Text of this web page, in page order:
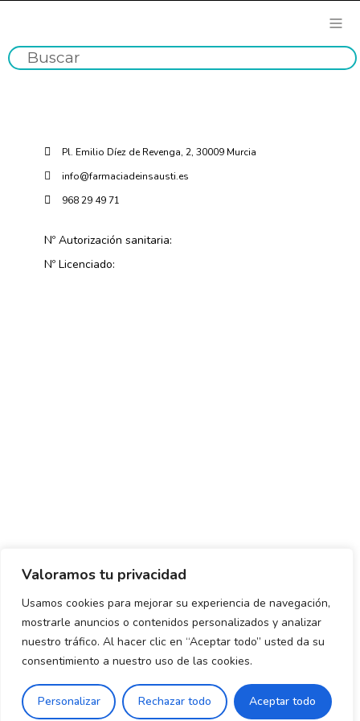
Valoramos tu privacidad
Usamos cookies para mejorar su experiencia de navegación,
mostrarle anuncios o contenidos personalizados y analizar
nuestro tráfico. Al hacer clic en “Aceptar todo” usted da su
consentimiento a nuestro uso de las cookies.
Personalizar Rechazar todo Aceptar todo
Pl. Emilio Díez de Revenga, 2, 30009 Murcia
info@farmaciadeinsausti.es
968 29 49 71
Nº Autorización sanitaria:
Nº Licenciado:
Política de envío y devoluciones Política de privacidad
Uso de cookies Aviso legal Términos y condiciones
Declaración de Accesibilidad